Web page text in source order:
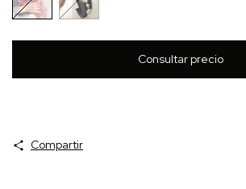
Compartir